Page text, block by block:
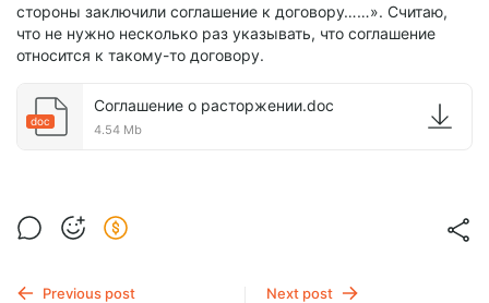
стороны заключили соглашение к договору……». Считаю,
что не нужно несколько раз указывать, что соглашение
относится к такому-то договору.
doc
Соглашение о расторжении.doc
4.54 Mb
Previous post
Next post